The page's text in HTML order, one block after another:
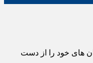
های خود را از دست